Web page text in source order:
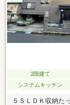
2階建て
システムキッチン
５ＳＬＤＫ収納た